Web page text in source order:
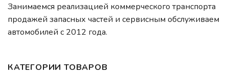
Занимаемся реализацией коммерческого транспорта
продажей запасных частей и сервисным обслуживаем
автомобилей c 2012 года.
КАТЕГОРИИ ТОВАРОВ